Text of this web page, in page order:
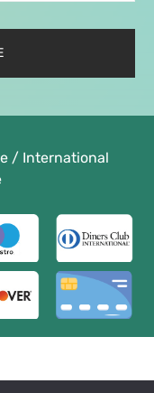
/ International